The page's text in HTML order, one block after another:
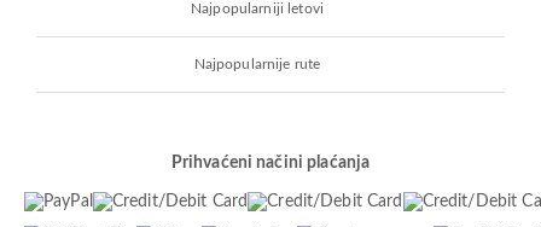
Najpopularniji letovi
Najpopularnije rute
Prihvaćeni načini plaćanja